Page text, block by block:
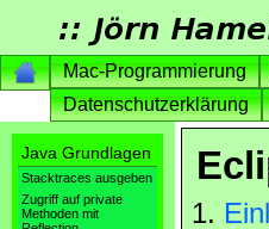
Mac-Programmierung
Datenschutzerklärung
Java Grundlagen
Stacktraces ausgeben
Zugriff auf private
Methoden mit